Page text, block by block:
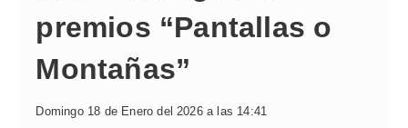
premios “Pantallas o
Montañas”
Domingo 18 de Enero del 2026 a las 14:41